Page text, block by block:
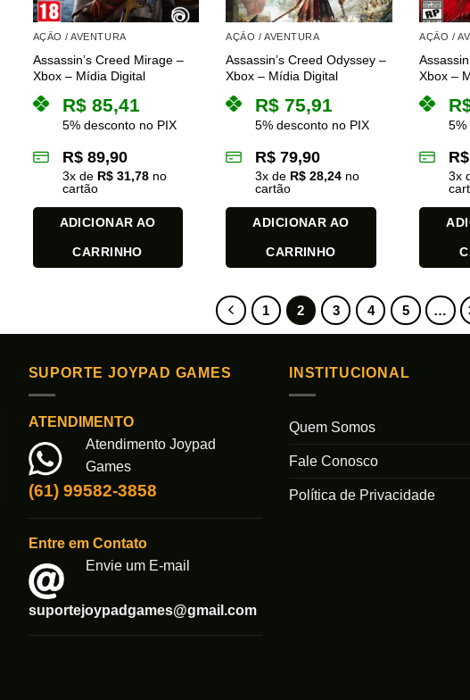
AÇÃO / AVENTURA
Assassin’s Creed Mirage –
Xbox – Mídia Digital
R$85,41
5% desconto no PIX
R$89,90
3x de R$31,78no
cartão
ADICIONAR AO
CARRINHO
AÇÃO / AVENTURA
Assassin’s Creed Odyssey –
Xbox – Mídia Digital
R$ 75,91
5% desconto no PIX
R$ 79,90
3x de R$ 28,24 no
cartão
ADICIONAR AO
CARRINHO
AÇÃO /
Xbox –
5%
R$
3x
1 2 3 4 5 …
SUPORTE JOYPAD GAMES
ATENDIMENTO
Atendimento Joypad
Games
(61) 99582-3858
Entre em Contato
Envie um E-mail
suportejoypadgames@gmail.com
INSTITUCIONAL
Quem Somos
Fale Conosco
Política de Privacidade